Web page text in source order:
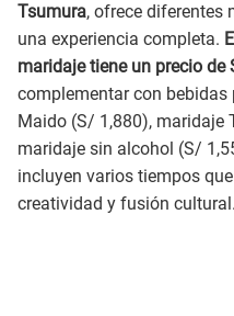
Tsumura, ofrece diferentes
una experiencia completa.
maridaje tiene un precio de
complementar con
Maido (S/ 1,880), maridaje
maridaje sin alcohol (S/
incluyen varios tiempos
creatividad y fusión cultural.